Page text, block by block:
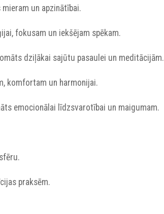
un apzinātībai.
fokusam un iekšējam spēkam.
dziļākai sajūtu pasaulei un meditācijām.
komfortam un harmonijai.
emocionālai līdzsvarotībai un maigumam.
praksēm.